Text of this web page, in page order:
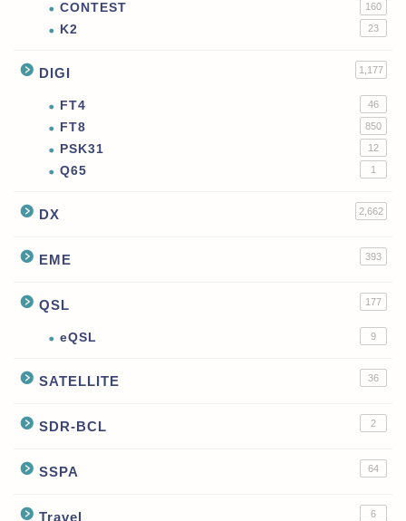
CONTEST 160
K2 23
DIGI 1,177
FT4 46
FT8 850
PSK31 12
Q65 1
DX 2,662
EME 393
QSL 177
eQSL 9
SATELLITE 36
SDR-BCL 2
SSPA 64
Travel 6